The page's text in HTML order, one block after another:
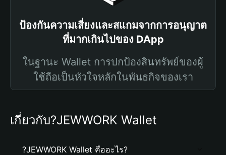
ป้องกันความเสี่ยงและสแกมจากการอนุญาต
ที่มากเกินไปของ DApp
ในฐานะ Wallet การปกป้องสินทรัพย์ของผู้
ใช้ถือเป็นหัวใจหลักในพันธกิจของเรา
เกี่ยวกับ?JEWWORK Wallet
?JEWWORK Wallet คืออะไร?